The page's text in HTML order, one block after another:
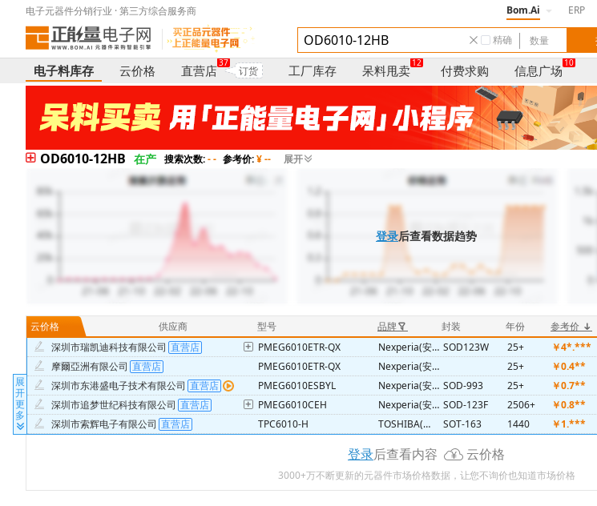
电子元器件分销行业 · 第三方综合服务商 Bom.Ai ERP
精确
电子料库存 云价格 直营店
37
订货 工厂库存 呆料甩卖
12
付费求购 信息广场
10
OD6010-12HB 在产 搜索次数:- - 参考价:¥ -- 展开
登录后查看数据趋势
云价格 供应商 型号 品牌 封装 年份 参考价
深圳市瑞凯迪科技有限公司
PMEG6010ETR-QX Nexperia(安世) SOD123W 25+ ￥4*.***
摩爾亞洲有限公司
PMEG6010ETR-QX Nexperia(安世) 25+ ￥0.4**
深圳市东港盛电子技术有限公司
PMEG6010ESBYL Nexperia(安世) SOD-993 25+ ￥0.7**
深圳市追梦世纪科技有限公司
PMEG6010CEH Nexperia(安世) SOD-123F 2506+ ￥0.8**
深圳市索辉电子有限公司
TPC6010-H TOSHIBA(东芝) SOT-163 1440 ￥1.***
ISOCOM(英国安数光) SOP6
AMELA6010S-100MT ABRACON - ￥3.498319
展
开
更
多
登录后查看内容 云价格
3000+万不断更新的元器件市场价格数据，让您不询价也知道市场价格